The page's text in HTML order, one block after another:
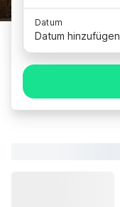
Datum
Datum hinzufügen